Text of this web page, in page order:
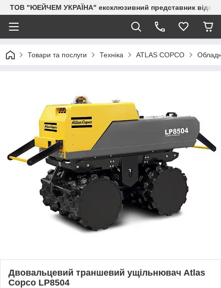
ТОВ "ЮЕЙЧЕМ УКРАЇНА" ексклюзивний представник відомих
Товари та послуги Техніка ATLAS COPCO
Двовальцевий траншевий ущільнювач Atlas
Copco LP8504